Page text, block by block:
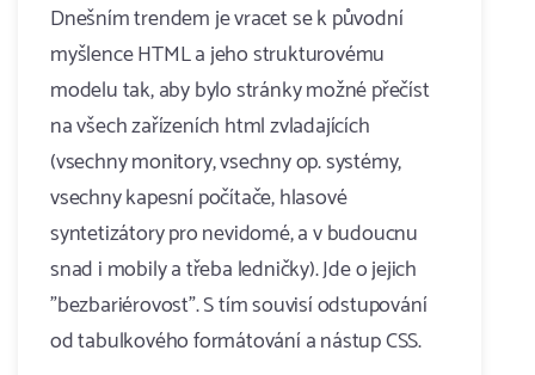
Dnešním trendem je vracet se k původní
myšlence HTML a jeho strukturovému
modelu tak, aby bylo stránky možné přečíst
na všech zařízeních html zvladajících
(vsechny monitory, vsechny op. systémy,
vsechny kapesní počítače, hlasové
syntetizátory pro nevidomé, a v budoucnu
snad i mobily a třeba ledničky). Jde o jejich
"bezbariérovost". S tím souvisí odstupování
od tabulkového formátování a nástup CSS.